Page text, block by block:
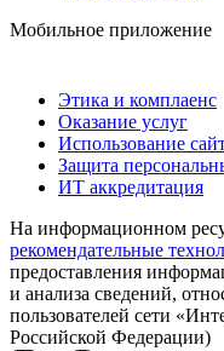
Мобильное приложение
Этика и комплаенс
Оказание услуг
Использование
Защита
ИТ аккредитация
На информационном
рекомендательные
предоставления
и анализа сведений,
пользователей сети
Российской Федерации)